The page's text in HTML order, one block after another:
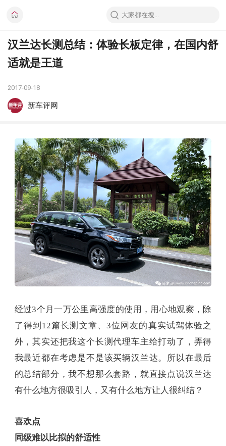
汉兰达长测总结：体验长板定律，在国内舒
适就是王道
2017-09-18
新车评网
经过3个月一万公里高强度的使用，用心地观察，除
了得到12篇长测文章、3位网友的真实试驾体验之
外，其实还把我这个长测代理车主给打动了，弄得
我最近都在考虑是不是该买辆汉兰达。所以在最后
的总结部分，我不想那么套路，就直接点说汉兰达
有什么地方很吸引人，又有什么地方让人很纠结？
喜欢点
同级难以比拟的舒适性